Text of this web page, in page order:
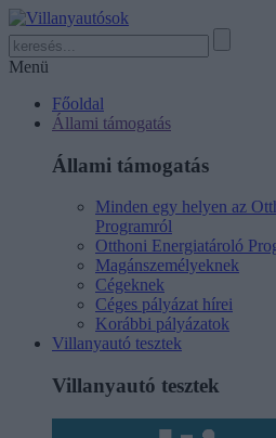
Menü
Főoldal
Állami támogatás
Állami támogatás
Minden egy helyen az
Programról
Otthoni Energiatároló
Magánszemélyeknek
Cégeknek
Céges pályázat hírei
Korábbi pályázatok
Villanyautó tesztek
Villanyautó tesztek